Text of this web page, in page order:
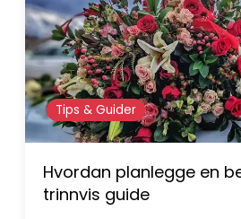
Tips & Guider
Hvordan planlegge en
trinnvis guide